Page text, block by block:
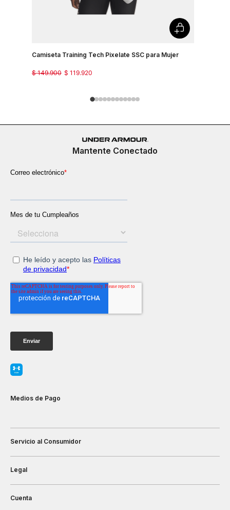
Camiseta Training Tech Pixelate SSC para Mujer
$ 119.920
$ 149.900
Mantente Conectado
Medios de Pago
Servicio al Consumidor
Legal
Cuenta